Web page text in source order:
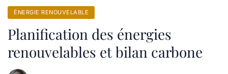
ÉNERGIE RENOUVELABLE
Planification des énergies
renouvelables et bilan carbone